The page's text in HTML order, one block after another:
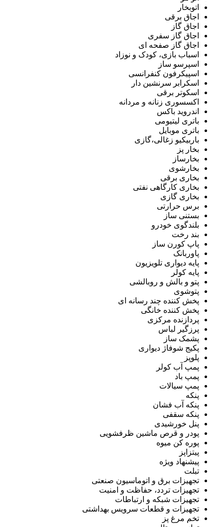
اتوبخار
اجاق برقی
اجاق گاز
اجاق گاز سفری
اجاق گاز صفحه ای
اسباب بازی، کودک و نوزاد
اسپرسو ساز
اسپیکرفون کنفرانسی
اسکرابر سرنشین دار
اسکوتر برقی
اکسسوری زنانه و مردانه
اندروید باکس
باتری لیتیومی
باتری موبایل
باربیکیو زغالی،گازی
بخار پز
بخارساز
بخارشوی
بخاری برقی
بخاری کارگاهی نفتی
بخاری گازی
برس حرارتی
بستنی ساز
بلندگوی خودرو
بند رخت
پاپ کورن ساز
پاوربانک
پایه دیواری تلویزیون
پایه کولر
پتو و بالش و روبالشی
پتوشوی
پخش کننده چند رسانه ای
پخش کننده خانگی
پردازنده مرکزی
پرزگیر لباس
پشمک ساز
پکیج شوفاژ دیواری
پلوپز
پمپ آب کولر
پمپ باد
پمپ سیالات
پنکه
پنکه آب فشان
پنکه سقفی
پنل خورشیدی
پودر و قرص ماشین ظرفشویی
پوره کن میوه
پیتزاپز
پیشنهاد ویژه
تبلت
تجهیزات برق و اتوماسیون صنعتی
تجهیزات تردد، حفاظت و امنیت
تجهیزات شبکه و ارتباطات
تجهیزات و قطعات سرویس بهداشتی
تخم مرغ پز